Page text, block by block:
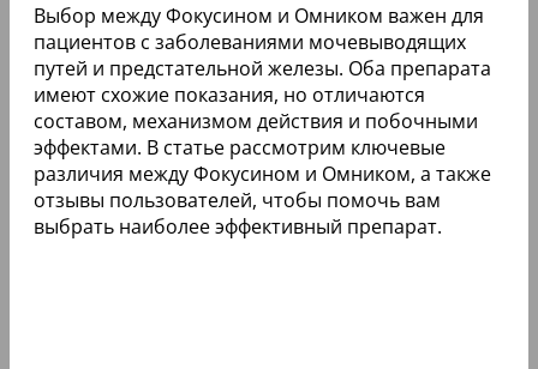
Выбор между Фокусином и Омником важен для
пациентов с заболеваниями мочевыводящих
путей и предстательной железы. Оба препарата
имеют схожие показания, но отличаются
составом, механизмом действия и побочными
эффектами. В статье рассмотрим ключевые
различия между Фокусином и Омником, а также
отзывы пользователей, чтобы помочь вам
выбрать наиболее эффективный препарат.